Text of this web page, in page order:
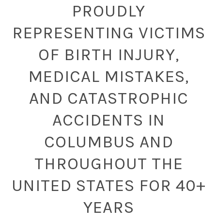
PROUDLY
REPRESENTING VICTIMS
OF BIRTH INJURY,
MEDICAL MISTAKES,
AND CATASTROPHIC
ACCIDENTS IN
COLUMBUS AND
THROUGHOUT THE
UNITED STATES FOR 40+
YEARS